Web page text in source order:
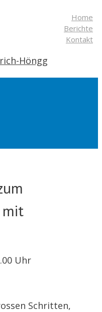
Home
Berichte
Kontakt
mit
Uhr
Schritten,